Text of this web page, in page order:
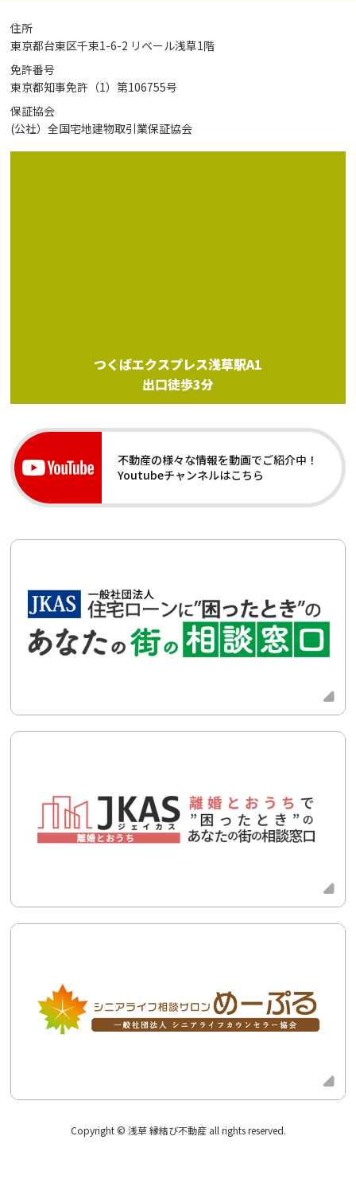
住所
東京都台東区千束1-6-2 リベール浅草1階
免許番号
東京都知事免許（1）第106755号
保証協会
(公社）全国宅地建物取引業保証協会
つくばエクスプレス浅草駅A1
出口徒歩3分
不動産の様々な情報を動画でご紹介中！
Youtubeチャンネルはこちら
Copyright © 浅草 縁結び不動産 all rights reserved.